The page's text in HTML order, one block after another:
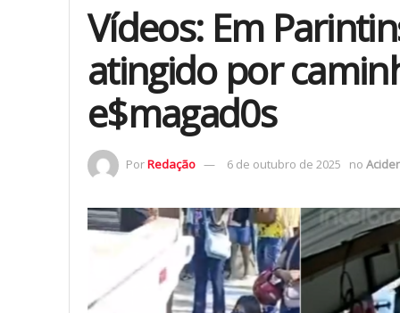
Vídeos: Em
atingido por
e$magad0s
PorRedação 6 de outubro de 2025 no